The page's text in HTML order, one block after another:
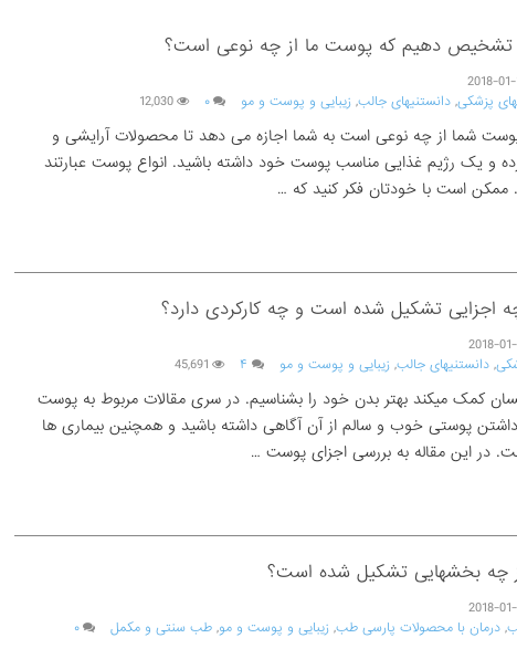
تشخیص دهیم که پوست ما از چه نوعی است؟
2018-
پزشکی, دانستنیهای جالب, زیبایی و پوست و مو ۰ 12,030
شما از چه نوعی است به شما اجازه می دهد تا محصولات آرایشی و
و یک رژیم غذایی مناسب پوست خود داشته باشید. انواع پوست عبارتند
است با خودتان فکر کنید که …
اجزایی تشکیل شده است و چه کارکردی دارد؟
2018-
, دانستنیهای جالب, زیبایی و پوست و مو ۴ 45,691
کمک میکند بهتر بدن خود را بشناسیم. در سری مقالات مربوط به پوست
پوستی خوب و سالم از آن آگاهی داشته باشید و همچنین بیماری ها
در این مقاله به بررسی اجزای پوست …
از چه بخشهایی تشکیل شده است؟
2018-
, درمان با محصولات پارسی طب, زیبایی و پوست و مو, طب سنتی و مکمل
۰